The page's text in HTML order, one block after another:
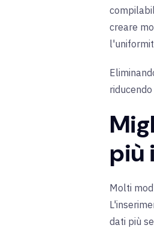
creare
più
Molti
dati più